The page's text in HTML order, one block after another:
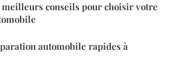
meilleurs conseils pour choisir votre
automobile rapides à